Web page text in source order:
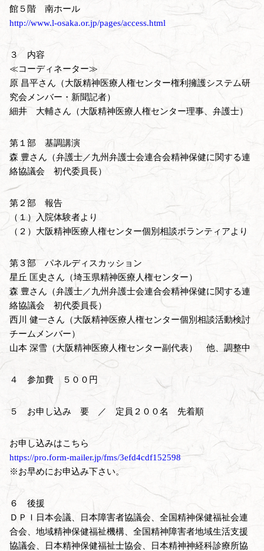
館５階 南ホール
http://www.l-osaka.or.jp/pages/access.html
３ 内容
≪コーディネーター≫
原 昌平さん（大阪精神医療人権センター権利擁護システム研
究会メンバー・新聞記者）
細井 大輔さん（大阪精神医療人権センター理事、弁護士）
第１部 基調講演
森 豊さん（弁護士／九州弁護士会連合会精神保健に関する連
絡協議会 初代委員長）
第２部 報告
（１）入院体験者より
（２）大阪精神医療人権センター個別相談ボランティアより
第３部 パネルディスカッション
星丘 匡史さん（埼玉県精神医療人権センター）
森 豊さん（弁護士／九州弁護士会連合会精神保健に関する連
絡協議会 初代委員長）
西川 健一さん（大阪精神医療人権センター個別相談活動検討
チームメンバー）
山本 深雪（大阪精神医療人権センター副代表） 他、調整中
４ 参加費 ５００円
５ お申し込み 要 ／ 定員２００名 先着順
お申し込みはこちら
https://pro.form-mailer.jp/fms/3efd4cdf152598
※お早めにお申込み下さい。
６ 後援
ＤＰＩ日本会議、日本障害者協議会、全国精神保健福祉会連
合会、地域精神保健福祉機構、全国精神障害者地域生活支援
協議会、日本精神保健福祉士協会、日本精神神経科診療所協